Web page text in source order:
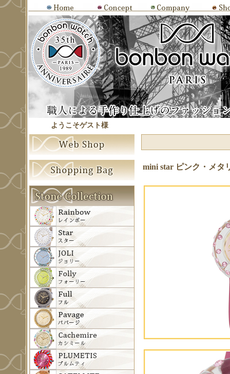
ようこそゲスト様
mini star ピンク・メタ